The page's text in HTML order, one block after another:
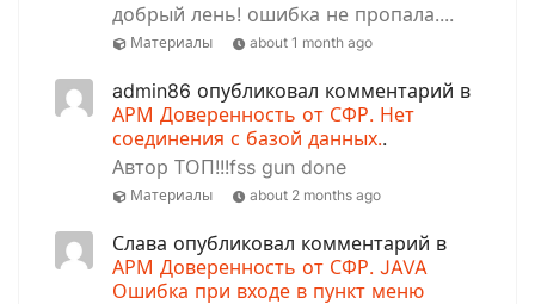
добрый лень! ошибка не пропала....
Материалы about 1 month ago
admin86 опубликовал комментарий в
АРМ Доверенность от СФР. Нет
соединения с базой данных..
Автор ТОП!!!fss gun done
Материалы about 2 months ago
Слава опубликовал комментарий в
АРМ Доверенность от СФР. JAVA
Ошибка при входе в пункт меню